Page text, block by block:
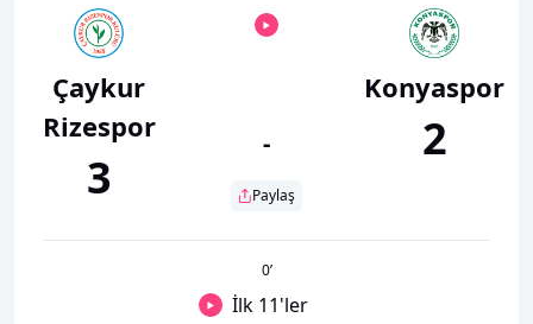
Çaykur
Rizespor
3
-
Paylaş
Konyaspor
2
0’
İlk 11'ler